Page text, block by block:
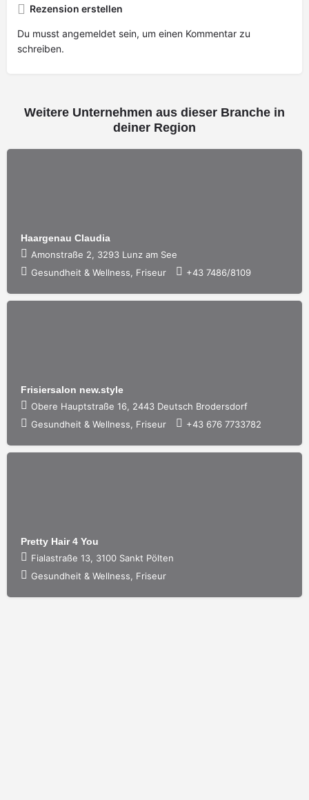
Rezension erstellen
Du musst angemeldet sein, um einen Kommentar zu
schreiben.
Weitere Unternehmen aus dieser Branche in
deiner Region
Haargenau Claudia
Amonstraße 2, 3293 Lunz am See
Gesundheit & Wellness, Friseur
+43 7486/8109
Frisiersalon new.style
Obere Hauptstraße 16, 2443 Deutsch Brodersdorf
Gesundheit & Wellness, Friseur
+43 676 7733782
Pretty Hair 4 You
Fialastraße 13, 3100 Sankt Pölten
Gesundheit & Wellness, Friseur